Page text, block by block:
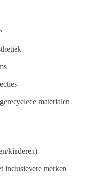
materialen
kinderen)
inclusievere merken